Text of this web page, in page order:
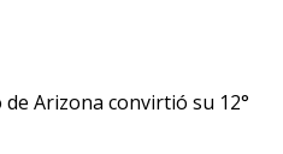
Arizona convirtió su 12°